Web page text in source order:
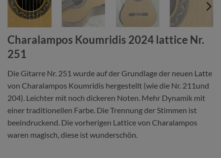
Charalampos Koumridis 2024 lattice Nr.
251
Die Gitarre Nr. 251 wurde auf der Grundlage der neuen Latte
von Charalampos Koumridis hergestellt (wie die Nr. 211und
204). Leichter mit noch dickeren Noten. Mehr Dynamik mit
einer traditionellen Farbe. Die Trennung der Stimmen ist
beeindruckend. Die vorherigen Lattice von Charalampos
waren magisch, diese ist wunderschön.